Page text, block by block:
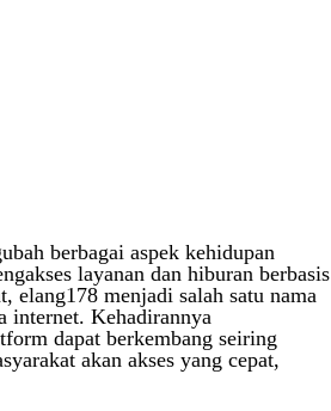
berbagai aspek kehidupan
layanan dan hiburan berbasis
elang178 menjadi salah satu nama
internet. Kehadirannya
dapat berkembang seiring
akan akses yang cepat,